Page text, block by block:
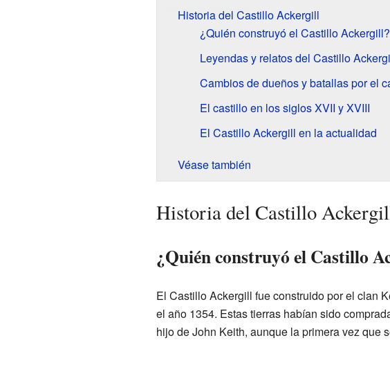
Historia del Castillo Ackergill
¿Quién construyó el Castillo Ackergill?
Leyendas y relatos del Castillo
Cambios de dueños y batallas por el
El castillo en los siglos XVII y XVIII
El Castillo Ackergill en la actualidad
Véase también
Historia del Castillo
¿Quién construyó el Castillo
El Castillo Ackergill fue construido por el clan
el año 1354. Estas tierras habían sido
hijo de John Keith, aunque la primera vez que